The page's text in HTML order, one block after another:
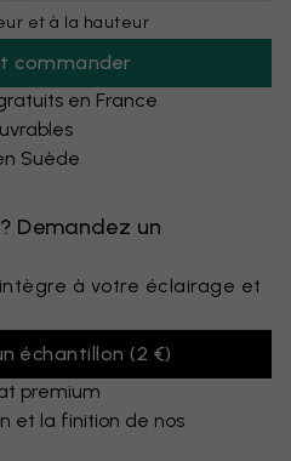
et à la hauteur
commander
en France
Suède
Demandez un
à votre éclairage et
échantillon (2 €)
premium
et la finition de nos